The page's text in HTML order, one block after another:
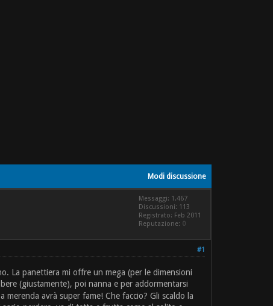
Modi discussione
Messaggi: 1.467
Discussioni: 113
Registrato: Feb 2011
Reputazione: 0
#1
La panettiera mi offre un mega (per le dimensioni
(giustamente), poi nanna e per addormentarsi
avrà super fame! Che faccio? Gli scaldo la